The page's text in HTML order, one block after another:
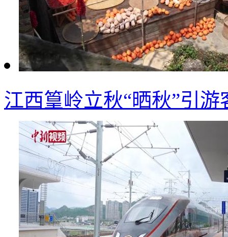
江西篁岭立秋“晒秋”引游